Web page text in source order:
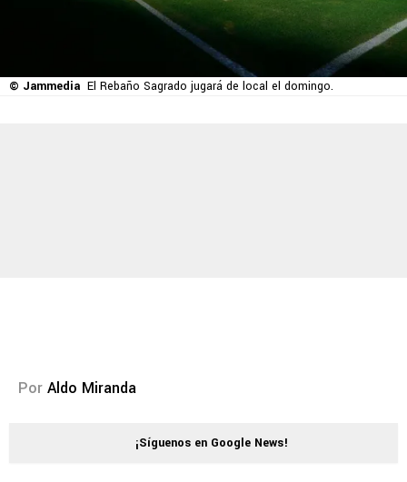
© Jammedia El Rebaño Sagrado jugará de local el domingo.
Por Aldo Miranda
¡Síguenos en Google News!